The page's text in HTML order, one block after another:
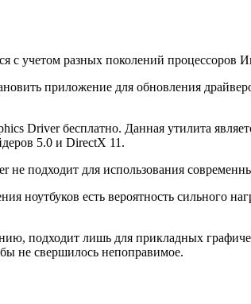
учетом разных поколений процессоров
приложение для обновления
Driver бесплатно. Данная утилита
5.0 и DirectX 11.
не подходит для использования
ноутбуков есть вероятность сильного
подходит лишь для прикладных
не свершилось непоправимое.